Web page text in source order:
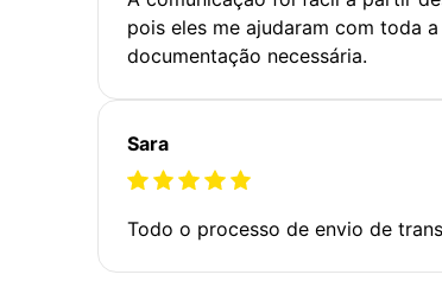
pois eles me ajudaram com toda a
documentação necessária.
Sara
Todo o processo de envio de